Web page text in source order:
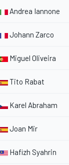
Andrea Iannone
Johann Zarco
Miguel Oliveira
Tito Rabat
Karel Abraham
Joan Mir
Hafizh Syahrin